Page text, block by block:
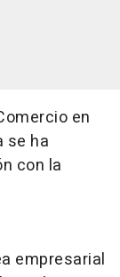
en
se ha
con la
empresarial